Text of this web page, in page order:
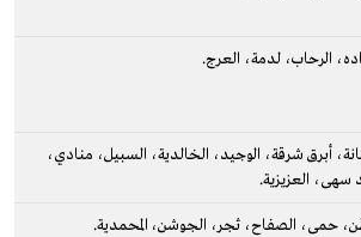
الرحاب، لدمة، العرج.
أبرق شرقة، الوجيد، الخالدية، السبيل، منادي،
سهى، العزيزية.
حمى، الصفاح، ثجر، الجوشن، المحمدية.